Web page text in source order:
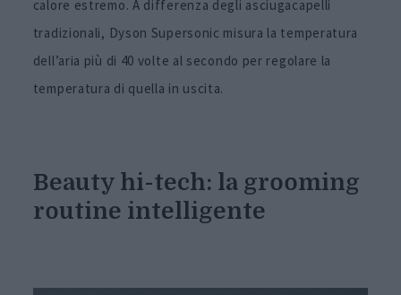
calore estremo. A differenza degli asciugacapelli
tradizionali, Dyson Supersonic misura la temperatura
dell’aria più di 40 volte al secondo per regolare la
temperatura di quella in uscita.
Beauty hi-tech: la grooming
routine intelligente